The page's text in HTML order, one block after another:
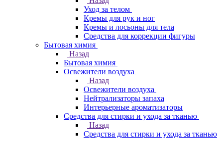
Уход за телом
Кремы для рук и ног
Кремы и лосьоны для тела
Средства для коррекции фигуры
Бытовая химия
Назад
Бытовая химия
Освежители воздуха
Назад
Освежители воздуха
Нейтрализаторы запаха
Интерьерные ароматизаторы
Средства для стирки и ухода за тканью
Назад
Средства для стирки и ухода за тканью